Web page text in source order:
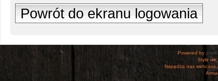
Powrót do ekranu logowania
Powered by
Style
Napędza nas